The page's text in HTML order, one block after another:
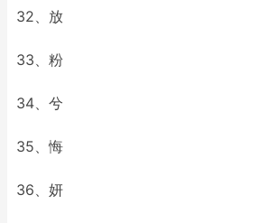
32、放
33、粉
34、兮
35、悔
36、妍